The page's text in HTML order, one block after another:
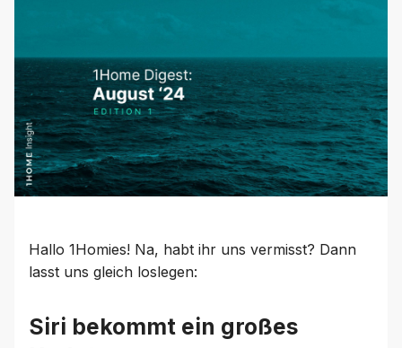
Hallo 1Homies! Na, habt ihr uns vermisst? Dann
lasst uns gleich loslegen:
Siri bekommt ein großes